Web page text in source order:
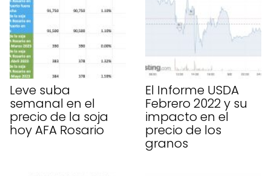
Leve suba
semanal en el
precio de la soja
hoy AFA Rosario
El Informe USDA
Febrero 2022 y su
impacto en el
precio de los
granos